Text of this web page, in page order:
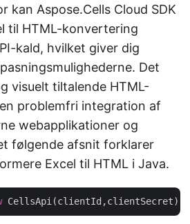
Aspose.Cells Cloud SDK
til HTML-konvertering
kald, hvilket giver dig
Det
visuelt tiltalende HTML-
problemfri integration af
webapplikationer og
følgende afsnit forklarer
Excel til HTML i Java.